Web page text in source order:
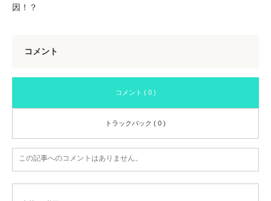
因！？
コメント
コメント ( 0 )
トラックバック ( 0 )
この記事へのコメントはありません。